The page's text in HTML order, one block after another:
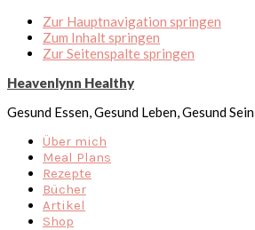
Zur Hauptnavigation springen
Zum Inhalt springen
Zur Seitenspalte springen
Heavenlynn Healthy
Gesund Essen, Gesund Leben, Gesund Sein
Über mich
Meal Plans
Rezepte
Bücher
Artikel
Shop